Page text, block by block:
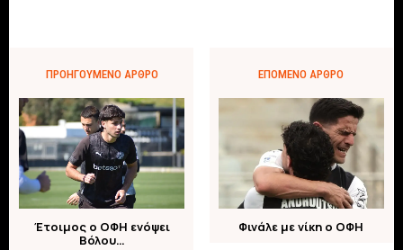
ΠΡΟΗΓΟΎΜΕΝΟ ΆΡΘΡΟ
Έτοιμος ο ΟΦΗ ενόψει
Βόλου…
ΕΠΌΜΕΝΟ ΆΡΘΡΟ
Φινάλε με νίκη ο ΟΦΗ